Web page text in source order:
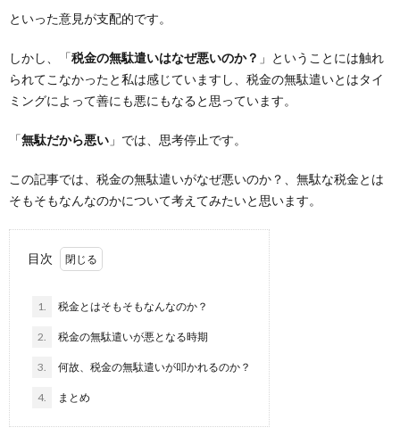
といった意見が支配的です。
しかし、「税金の無駄遣いはなぜ悪いのか？ 」ということには触れ
られてこなかったと私は感じていますし、税金の無駄遣いとはタイ
ミングによって善にも悪にもなると思っています。
「無駄だから悪い 」では、思考停止です。
この記事では、税金の無駄遣いがなぜ悪いのか？、無駄な税金とは
そもそもなんなのかについて考えてみたいと思います。
目次
1. 税金とはそもそもなんなのか？
2. 税金の無駄遣いが悪となる時期
3. 何故、税金の無駄遣いが叩かれるのか？
4. まとめ